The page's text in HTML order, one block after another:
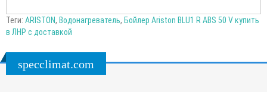
Теги: ARISTON, Водонагреватель, Бойлер Ariston BLU1 R ABS 50 V купить
в ЛНР с доставкой
specclimat.com